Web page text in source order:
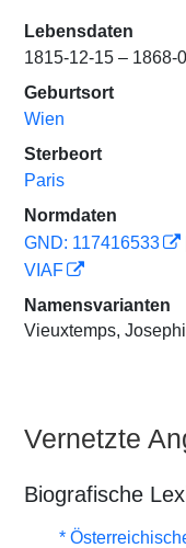
Lebensdaten
1815-12-15 – 1868-
Geburtsort
Wien
Sterbeort
Paris
Normdaten
GND: 117416533
VIAF
Namensvarianten
Vieuxtemps,
Vernetzte
Biografische
*